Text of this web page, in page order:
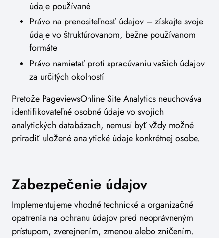
údaje používané
Právo na prenositeľnosť údajov – získajte svoje
údaje vo štruktúrovanom, bežne používanom
formáte
Právo namietať proti spracúvaniu vašich údajov
za určitých okolností
Pretože PageviewsOnline Site Analytics neuchováva
identifikovateľné osobné údaje vo svojich
analytických databázach, nemusí byť vždy možné
priradiť uložené analytické údaje konkrétnej osobe.
Zabezpečenie údajov
Implementujeme vhodné technické a organizačné
opatrenia na ochranu údajov pred neoprávneným
prístupom, zverejnením, zmenou alebo zničením.